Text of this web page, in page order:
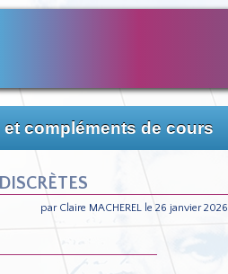
compléments de cours
par Claire MACHEREL le 26 janvier 2026